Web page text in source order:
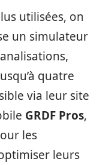
utilisées, on
un simulateur
quatre
via leur site
GRDF Pros,
les
leurs